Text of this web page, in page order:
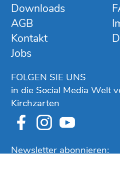
Downloads
AGB
Kontakt
Jobs
FOLGEN SIE UNS
in die Social Media Welt
Kirchzarten
Newsletter abonnieren: